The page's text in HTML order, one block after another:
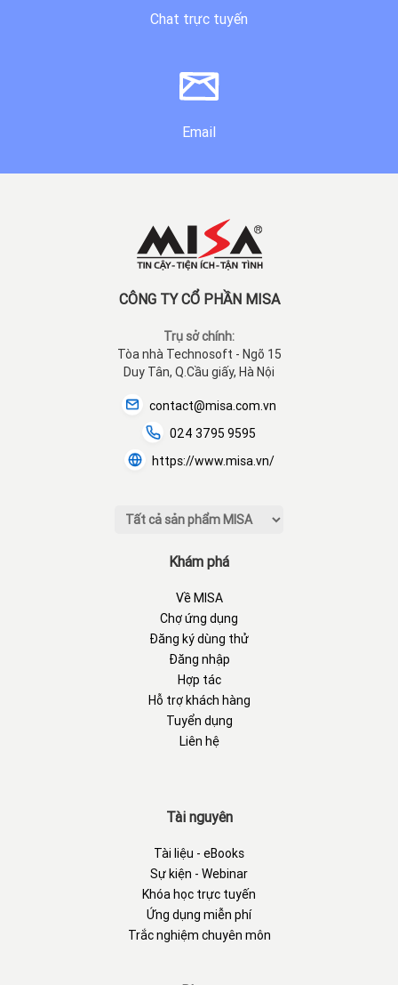
Chat trực tuyến
Email
CÔNG TY CỔ PHẦN MISA
Trụ sở chính:
Tòa nhà Technosoft - Ngõ 15
Duy Tân, Q.Cầu giấy, Hà Nội
contact@misa.com.vn
024 3795 9595
https://www.misa.vn/
Khám phá
Về MISA
Chợ ứng dụng
Đăng ký dùng thử
Đăng nhập
Hợp tác
Hỗ trợ khách hàng
Tuyển dụng
Liên hệ
Tài nguyên
Tài liệu - eBooks
Sự kiện - Webinar
Khóa học trực tuyến
Ứng dụng miễn phí
Trắc nghiệm chuyên môn